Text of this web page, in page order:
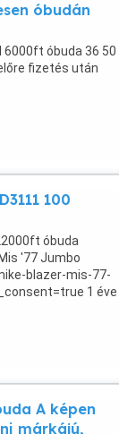
óbudán
óbuda 36 50
fizetés után
100
óbuda
'77 Jumbo
blazer-mis-77-
1 éve
A képen
márkájú,